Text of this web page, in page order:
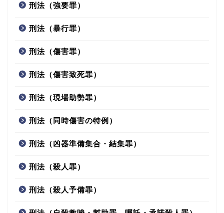
刑法（強要罪）
刑法（暴行罪）
刑法（傷害罪）
刑法（傷害致死罪）
刑法（現場助勢罪）
刑法（同時傷害の特例）
刑法（凶器準備集合・結集罪）
刑法（殺人罪）
刑法（殺人予備罪）